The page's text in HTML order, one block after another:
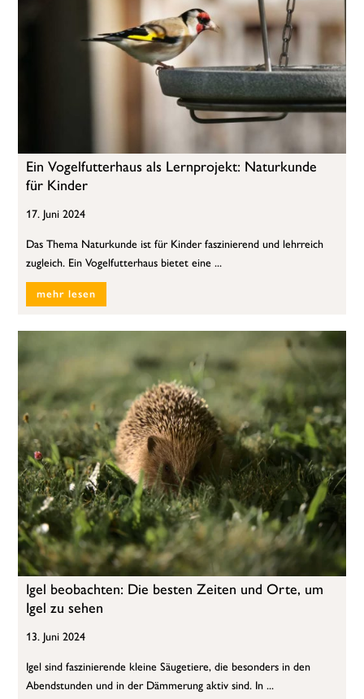
Ein Vogelfutterhaus als Lernprojekt: Naturkunde
für Kinder
17. Juni 2024
Das Thema Naturkunde ist für Kinder faszinierend und lehrreich
zugleich. Ein Vogelfutterhaus bietet eine ...
mehr lesen
Igel beobachten: Die besten Zeiten und Orte, um
Igel zu sehen
13. Juni 2024
Igel sind faszinierende kleine Säugetiere, die besonders in den
Abendstunden und in der Dämmerung aktiv sind. In ...